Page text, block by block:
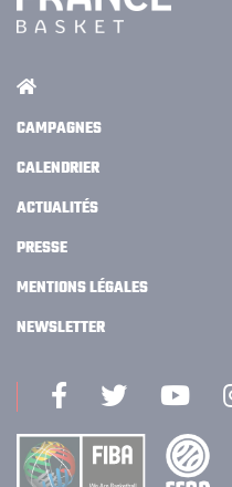
CAMPAGNES
CALENDRIER
ACTUALITÉS
PRESSE
MENTIONS LÉGALES
NEWSLETTER